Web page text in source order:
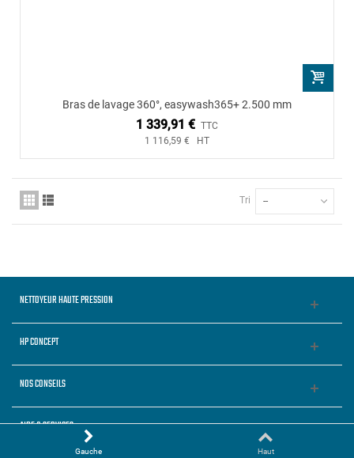
Bras de lavage 360°, easywash365+ 2.500 mm
1 339,91 € TTC
1 116,59 € HT
Tri --
NETTOYEUR HAUTE PRESSION
HP CONCEPT
NOS CONSEILS
AIDE & SERVICES
Gauche Haut